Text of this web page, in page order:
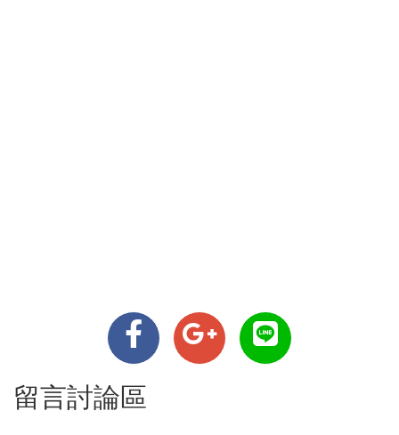
留言討論區